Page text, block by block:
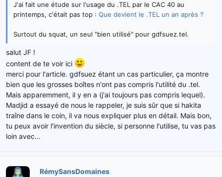
J'ai fait une étude sur l'usage du .TEL par le CAC 40 au
printemps, c'était pas top : Que devient le .TEL un an après ?
Surtout du squat, un seul "bien utilisé" pour gdfsuez.tel.
salut JF !
content de te voir ici
merci pour l'article. gdfsuez étant un cas particulier, ça montre
bien que les grosses boîtes n'ont pas compris l'utilité du .tel.
Mais apparemment, il y en a (j'ai toujours pas compris lequel).
Madjid a essayé de nous le rappeler, je suis sûr que si hakita
traîne dans le coin, il va nous expliquer plus en détail. Mais bon,
tu peux avoir l'invention du siècle, si personne l'utilise, tu vas pas
loin avec...
RémySansDomaines